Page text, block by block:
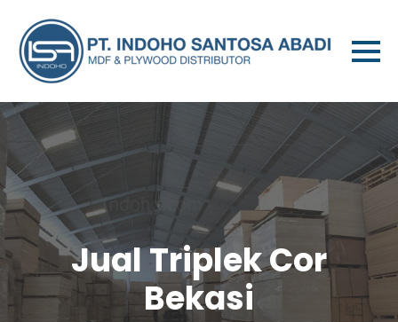
Jual Triplek Cor
Bekasi